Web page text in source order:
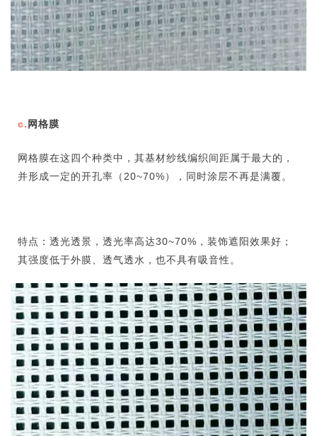
c. 网格膜
网格膜在这四个种类中，其基材纱线编织间距属于最大的，
并形成一定的开孔率（20~70%），同时涂层不再是满覆。
特点：透光透景，透光率高达30~70%，装饰遮阳效果好；
其强度低于外膜、透气透水，也不具有吸音性。